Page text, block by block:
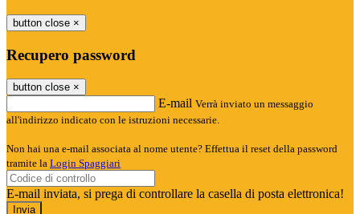
button close ×
Recupero password
button close ×
E-mail Verrà inviato un messaggio
all'indirizzo indicato con le istruzioni necessarie.
Non hai una e-mail associata al nome utente? Effettua il reset della password
tramite la Login Spaggiari
E-mail inviata, si prega di controllare la casella di posta elettronica!